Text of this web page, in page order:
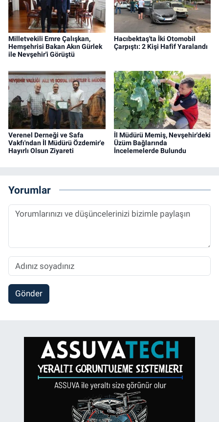
Milletvekili Emre Çalışkan,
Hemşehrisi Bakan Akın Gürlek
ile Nevşehir'i Görüştü
Hacıbektaş'ta İki Otomobil
Çarpıştı: 2 Kişi Hafif Yaralandı
Verenel Derneği ve Safa
Vakfı'ndan İl Müdürü Özdemir'e
Hayırlı Olsun Ziyareti
İl Müdürü Memiş, Nevşehir'deki
Üzüm Bağlarında
İncelemelerde Bulundu
Yorumlar
Gönder